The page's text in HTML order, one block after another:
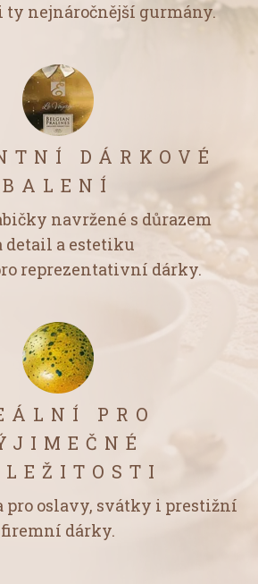
ty nejnáročnější gurmány.
DÁRKOVÉ
BALENÍ
navržené s důrazem
detail a estetiku
reprezentativní dárky.
PRO
pro oslavy, svátky i prestižní
firemní dárky.